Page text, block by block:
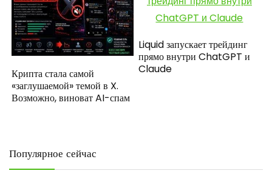
Крипта стала самой
«заглушаемой» темой в X.
Возможно, виноват AI-спам
Liquid запускает трейдинг
прямо внутри ChatGPT и
Claude
Популярное сейчас